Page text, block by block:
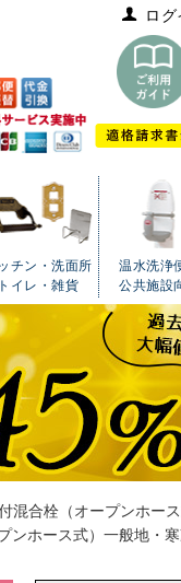
ロ
チン・洗面所
トイレ・雑貨
温水洗浄
公共施設
混合栓（オープンホース
ホース式）一般地・寒